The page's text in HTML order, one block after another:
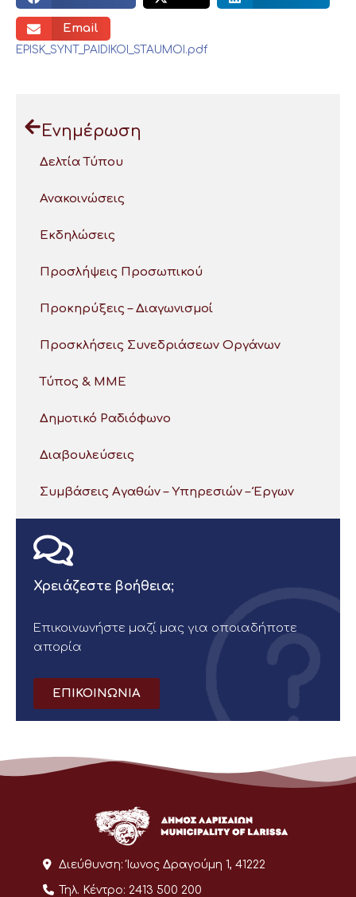
Email
EPISK_SYNT_PAIDIKOI_STAUMOI.pdf
Ενημέρωση
Δελτία Τύπου
Ανακοινώσεις
Εκδηλώσεις
Προσλήψεις Προσωπικού
Προκηρύξεις – Διαγωνισμοί
Προσκλήσεις Συνεδριάσεων Οργάνων
Τύπος & ΜΜΕ
Δημοτικό Ραδιόφωνο
Διαβουλεύσεις
Συμβάσεις Αγαθών – Υπηρεσιών – Έργων
Χρειάζεστε βοήθεια;
Επικοινωνήστε μαζί μας για οποιαδήποτε
απορία
ΕΠΙΚΟΙΝΩΝΙΑ
Διεύθυνση: Ίωνος Δραγούμη 1, 41222
Τηλ. Κέντρο: 2413 500 200